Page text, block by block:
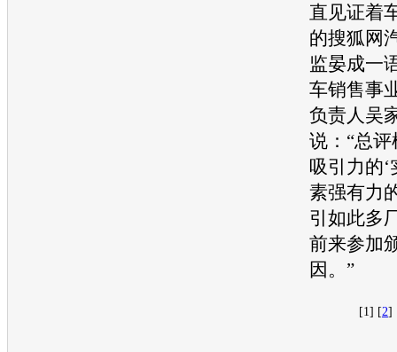
直见证着
的搜狐网
监晏成一
车销售事
负责人吴
说：“总评
吸引力的‘
素强有力
引如此多
前来参加
因。”
[1] [2]